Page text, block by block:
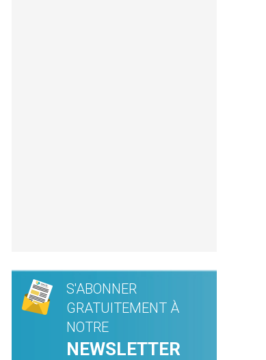
S'ABONNER
GRATUITEMENT À
NOTRE
NEWSLETTER